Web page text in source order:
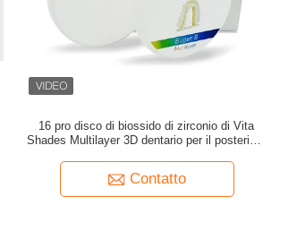
16 pro disco di biossido di zirconio di Vita
Shades Multilayer 3D dentario per il posteriore
Contatto